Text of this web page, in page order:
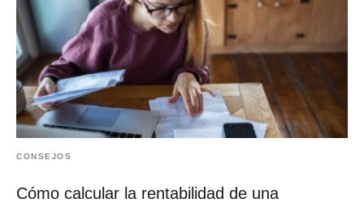
CONSEJOS
Cómo calcular la rentabilidad de una